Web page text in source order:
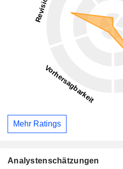
Mehr Ratings
Analystenschätzungen